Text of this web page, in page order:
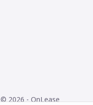
2026 - OnLease